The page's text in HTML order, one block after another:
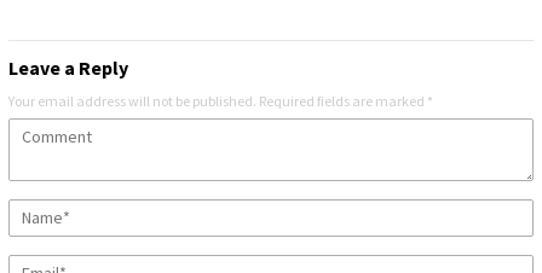
Leave a Reply
Your email address will not be published. Required fields are marked *